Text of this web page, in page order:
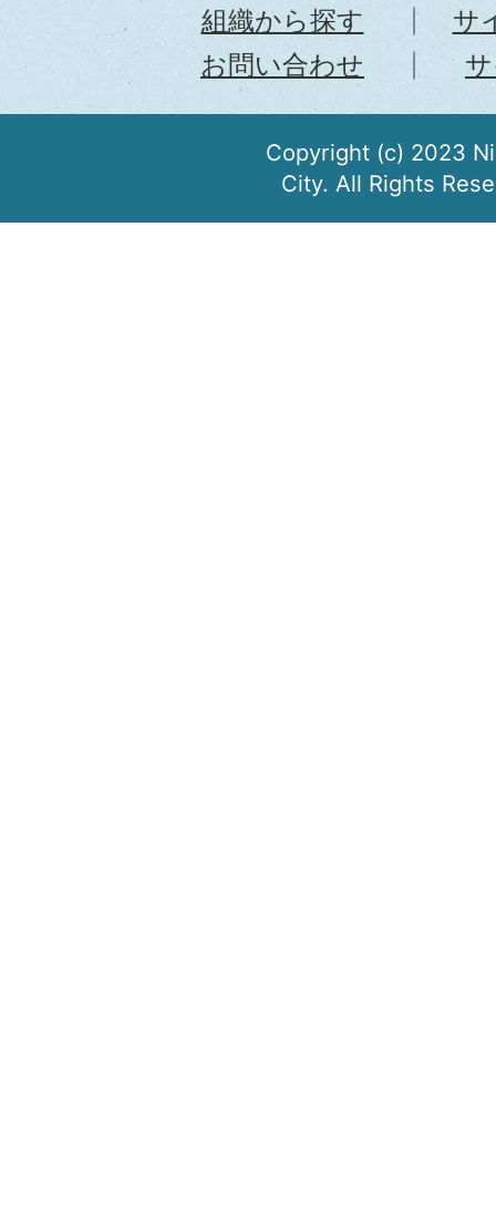
組織から探す
サ
お問い合わせ
Copyright (c) 2023
City. All Rights